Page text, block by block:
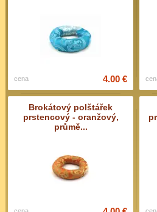
cena 4.00 €
Brokátový polštářek
prstencový - oranžový,
průmě...